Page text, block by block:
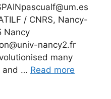
/ CNRS, Nancy-
Nancy
nancy2.fr
many
and … Read more